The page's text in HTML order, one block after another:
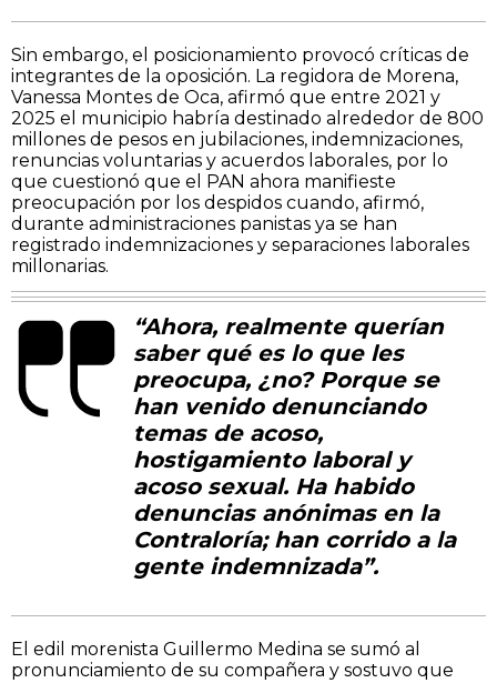
Sin embargo, el posicionamiento provocó críticas de
integrantes de la oposición. La regidora de Morena,
Vanessa Montes de Oca, afirmó que entre 2021 y
2025 el municipio habría destinado alrededor de 800
millones de pesos en jubilaciones, indemnizaciones,
renuncias voluntarias y acuerdos laborales, por lo
que cuestionó que el PAN ahora manifieste
preocupación por los despidos cuando, afirmó,
durante administraciones panistas ya se han
registrado indemnizaciones y separaciones laborales
millonarias.
“Ahora, realmente querían
saber qué es lo que les
preocupa, ¿no? Porque se
han venido denunciando
temas de acoso,
hostigamiento laboral y
acoso sexual. Ha habido
denuncias anónimas en la
Contraloría; han corrido a la
gente indemnizada”.
El edil morenista Guillermo Medina se sumó al
pronunciamiento de su compañera y sostuvo que